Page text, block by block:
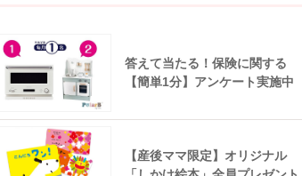
答えて当たる！保険に関する
【簡単1分】アンケート実施中
【産後ママ限定】オリジナル